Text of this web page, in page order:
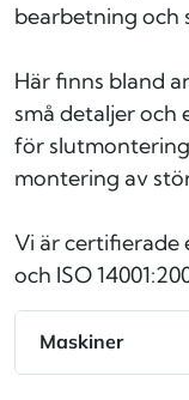
bearbetning och
Här finns bland
små detaljer och
för
montering av
Vi är certifierade
och ISO
Maskiner